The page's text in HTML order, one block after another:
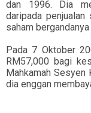
dan 1996. Dia
daripada
saham
Pada 7 Oktober
RM57,000 bagi
Mahkamah Sesyen
dia enggan